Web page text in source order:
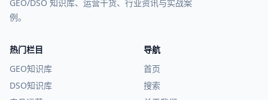
GEO/DSO 知识库、运营干货、行业资讯与实战案
例。
热门栏目
GEO知识库
DSO知识库
导航
首页
搜索